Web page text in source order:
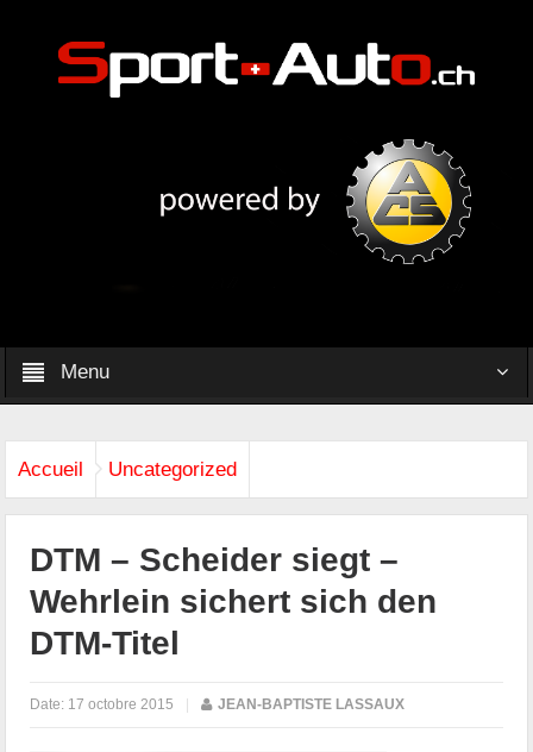
Menu
Accueil Uncategorized
DTM – Scheider siegt –
Wehrlein sichert sich den
DTM-Titel
Date: 17 octobre 2015 | JEAN-BAPTISTE LASSAUX